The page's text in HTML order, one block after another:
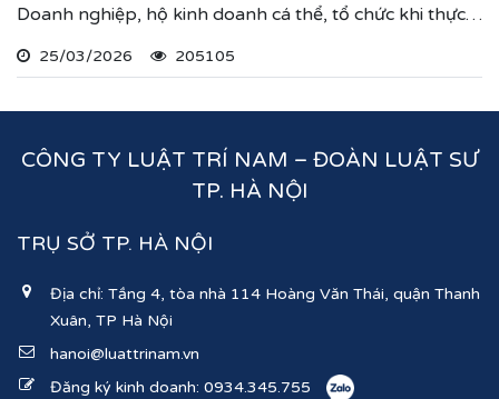
Doanh nghiệp, hộ kinh doanh cá thể, tổ chức khi thực
ghi nhận lĩnh vực hoạt động, ngành nghề kinh doanh
25/03/2026 205105
CÔNG TY LUẬT TRÍ NAM – ĐOÀN LUẬT SƯ
TP. HÀ NỘI
TRỤ SỞ TP. HÀ NỘI
Địa chỉ: Tầng 4, tòa nhà 114 Hoàng Văn Thái, quận Thanh
Xuân, TP Hà Nội
hanoi@luattrinam.vn
Đăng ký kinh doanh: 0934.345.755